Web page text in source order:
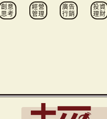
創意
思考
經營
管理
廣告
行銷
投資
理財